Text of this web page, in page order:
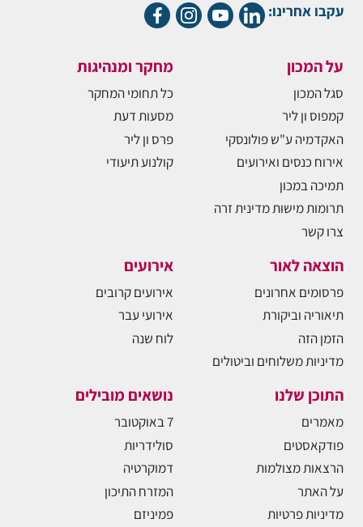
עקבו אחרינו:
על המכון
סגל המכון
קמפוס ון ליר
האקדמיה ע"ש פולונסקי
אירוח כנסים ואירועים
תמיכה במכון
תרומות מישות מדינית זרה
צרו קשר
מחקר ומנהיגות
כל תחומי המחקר
מסעות דעת
פרס ון ליר
קולנוע תיעודי
הוצאה לאור
פרסומים אחרונים
תיאוריה וביקורת
הזמן הזה
מדיניות משלוחים וביטולים
אירועים
אירועים קרובים
אירועי עבר
לוח שנה
התוכן שלנו
מאמרים
פודקאסטים
הרצאות מצולמות
על האתר
מדיניות פרטיות
נושאים מובילים
7 באוקטובר
סולידריות
דמוקרטיה
המזרח התיכון
פמיניזם